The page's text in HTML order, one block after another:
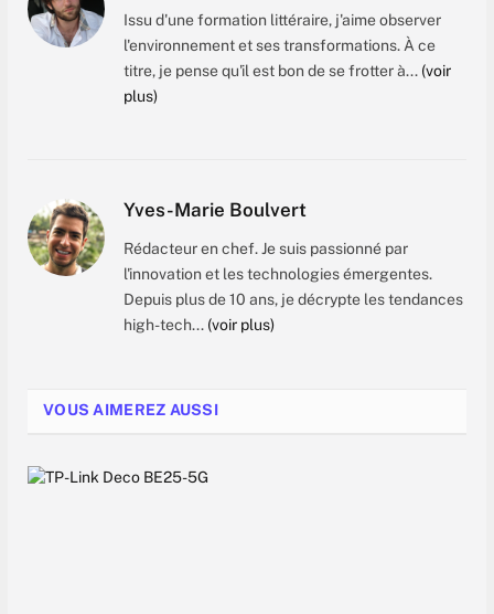
Issu d'une formation littéraire, j'aime observer
l'environnement et ses transformations. À ce
titre, je pense qu'il est bon de se frotter à... (voir
plus)
Yves-Marie Boulvert
Rédacteur en chef. Je suis passionné par
l'innovation et les technologies émergentes.
Depuis plus de 10 ans, je décrypte les tendances
high-tech... (voir plus)
VOUS AIMEREZ AUSSI